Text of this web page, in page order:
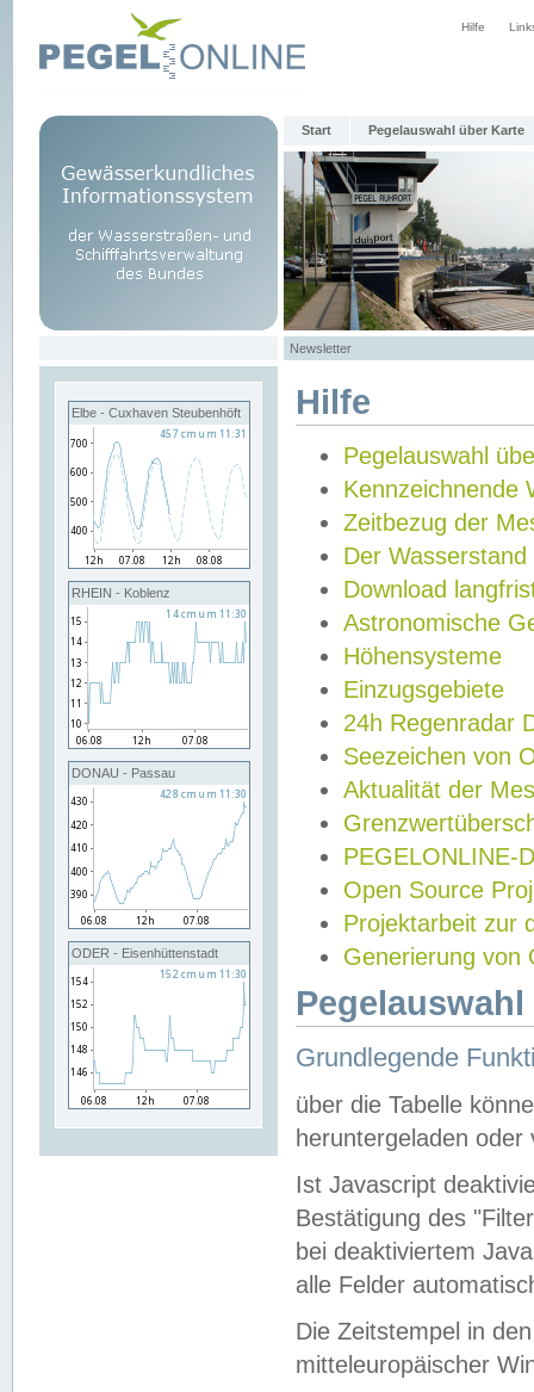
Hilfe
Start Pegelauswahl über Karte
Newsletter
Elbe - Cuxhaven Steubenhöft
RHEIN - Koblenz
DONAU - Passau
ODER - Eisenhüttenstadt
Hilfe
Pegelauswahl
Kennzeichnende
Zeitbezug der
Der Wasserstand
Download
Astronomische
Höhensysteme
Einzugsgebiete
24h Regenradar
Seezeichen von
Aktualität der
PEGELONLINE-
Open Source
Projektarbeit zur
Generierung von
Grundlegende
über die Tabelle
heruntergeladen oder
Ist Javascript
Bestätigung des
bei deaktiviertem
alle Felder
Die Zeitstempel in
mitteleuropäischer